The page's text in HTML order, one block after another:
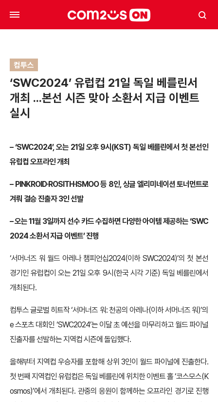
컴투스
‘SWC2024’ 유럽컵 21일 독일 베를린서
개최 …본선 시즌 맞아 소환서 지급 이벤트
실시
– ‘SWC2024’, 오는 21일 오후 9시(KST) 독일 베를린에서 첫 본선인
유럽컵 오프라인 개최
– PINKROID·ROSITH·ISMOO 등 8인, 싱글 엘리미네이션 토너먼트로
겨뤄 결승 진출자 3인 선발
– 오는 11월 3일까지 선수 카드 수집하면 다양한 아이템 제공하는 ‘SWC
2024 소환서 지급 이벤트’ 진행
‘서머너즈 워 월드 아레나 챔피언십2024(이하 SWC2024)’의 첫 본선
경기인 유럽컵이 오는 21일 오후 9시(한국 시각 기준) 독일 베를린에서
개최된다.
컴투스 글로벌 히트작 ‘서머너즈 워: 천공의 아레나(이하 서머너즈 워)’의
e 스포츠 대회인 ‘SWC2024’는 이달 초 예선을 마무리하고 월드 파이널
진출자를 선발하는 지역컵 시즌에 돌입했다.
올해부터 지역컵 우승자를 포함해 상위 3인이 월드 파이널에 진출한다.
첫 번째 지역컵인 유럽컵은 독일 베를린에 위치한 이벤트 홀 ‘코스모스(K
osmos)’에서 개최된다. 관중의 응원이 함께하는 오프라인 경기로 진행